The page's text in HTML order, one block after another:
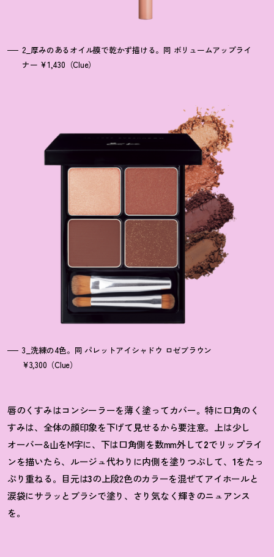
2_厚みのあるオイル膜で乾かず描ける。同 ボリュームアップライ
ナー ¥1,430（Clue）
3_洗練の4色。同 パレットアイシャドウ ロゼブラウン
¥3,300（Clue）
唇のくすみはコンシーラーを薄く塗ってカバー。特に口角のく
すみは、全体の顔印象を下げて見せるから要注意。上は少し
オーバー&山をM字に、下は口角側を数mm外して2でリップライ
ンを描いたら、ルージュ代わりに内側を塗りつぶして、 1をたっ
ぷり重ねる。目元は3の上段2色のカラーを混ぜてアイホールと
涙袋にサラッとブラシで塗り、さり気なく輝きのニュアンス
を。